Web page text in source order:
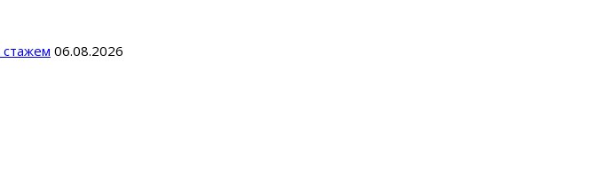
06.08.2026